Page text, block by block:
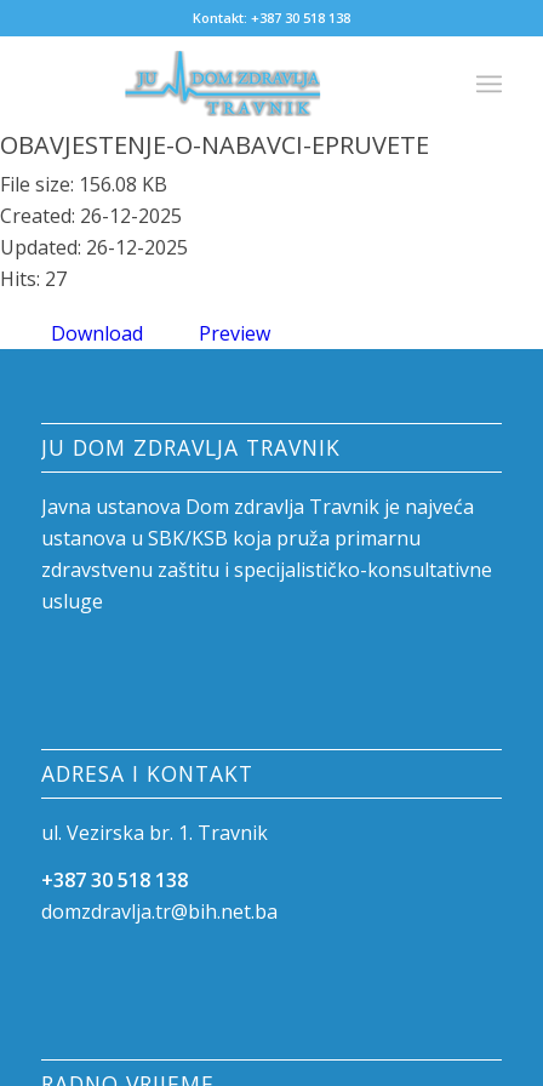
Kontakt: +387 30 518 138
OBAVJESTENJE-O-NABAVCI-EPRUVETE
File size: 156.08 KB
Created: 26-12-2025
Updated: 26-12-2025
Hits: 27
Download Preview
JU DOM ZDRAVLJA TRAVNIK
Javna ustanova Dom zdravlja Travnik je najveća
ustanova u SBK/KSB koja pruža primarnu
zdravstvenu zaštitu i specijalističko-konsultativne
usluge
ADRESA I KONTAKT
ul. Vezirska br. 1. Travnik
+387 30 518 138
domzdravlja.tr@bih.net.ba